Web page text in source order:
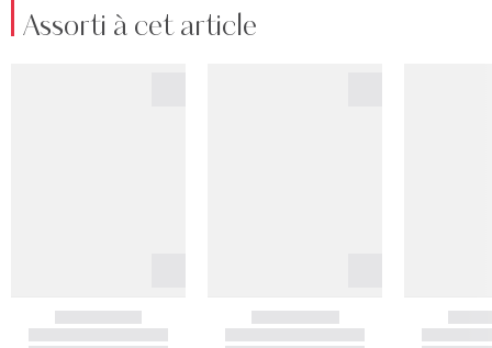
Assorti à cet article